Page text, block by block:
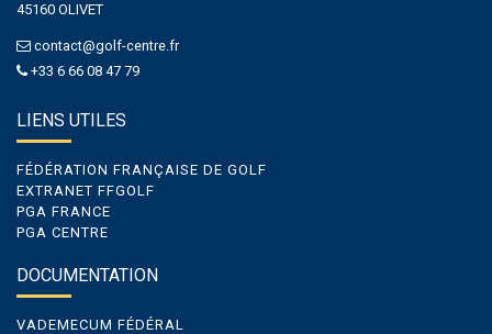
45160 OLIVET
contact@golf-centre.fr
+33 6 66 08 47 79
LIENS UTILES
FÉDÉRATION FRANÇAISE DE GOLF
EXTRANET FFGOLF
PGA FRANCE
PGA CENTRE
DOCUMENTATION
VADEMECUM FÉDÉRAL